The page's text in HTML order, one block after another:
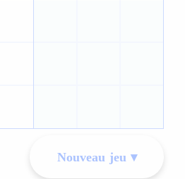
Nouveau jeu ▾